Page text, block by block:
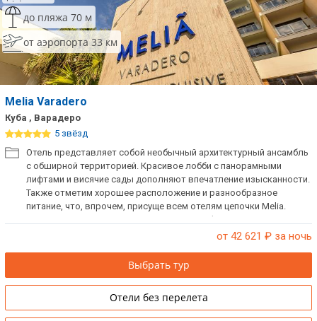
до пляжа 70 м
от аэропорта 33 км
Melia Varadero
Куба , Варадеро
5 звёзд
Отель представляет собой необычный архитектурный ансамбль
с обширной территорией. Красивое лобби с панорамными
лифтами и висячие сады дополняют впечатление изысканности.
Также отметим хорошее расположение и разнообразное
питание, что, впрочем, присуще всем отелям цепочки Melia.
Прекрасный вариант для проведения конференций и активного
от 42 621 ₽ за ночь
Выбрать тур
Отели без перелета